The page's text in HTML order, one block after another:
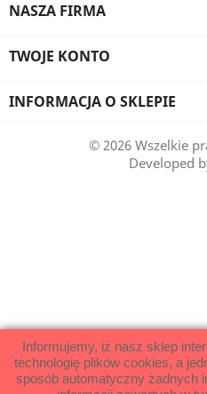
NASZA FIRMA
TWOJE KONTO
INFORMACJA O SKLEPIE
Informujemy, iż nasz sklep
technologię plików cookies, a
sposób automatyczny żadnych
© 2026 Wszelkie
Developed